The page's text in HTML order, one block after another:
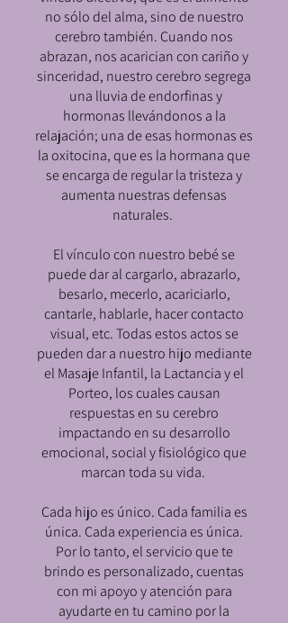
no sólo del alma, sino de nuestro
cerebro también. Cuando nos
abrazan, nos acarician con cariño y
sinceridad, nuestro cerebro segrega
una lluvia de endorfinas y
hormonas llevándonos a la
relajación; una de esas hormonas es
la oxitocina, que es la hormana que
se encarga de regular la tristeza y
aumenta nuestras defensas
naturales.
El vínculo con nuestro bebé se
puede dar al cargarlo, abrazarlo,
besarlo, mecerlo, acariciarlo,
cantarle, hablarle, hacer contacto
visual, etc. Todas estos actos se
pueden dar a nuestro hijo mediante
el Masaje Infantil, la Lactancia y el
Porteo, los cuales causan
respuestas en su cerebro
impactando en su desarrollo
emocional, social y fisiológico que
marcan toda su vida.
Cada hijo es único. Cada familia es
única. Cada experiencia es única.
Por lo tanto, el servicio que te
brindo es personalizado, cuentas
con mi apoyo y atención para
ayudarte en tu camino por la